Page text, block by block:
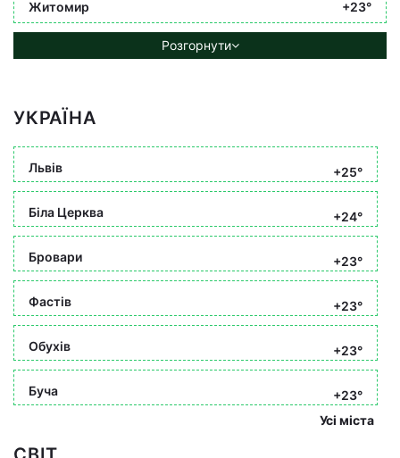
Житомир +23°
Розгорнути
УКРАЇНА
Львів +25°
Біла Церква +24°
Бровари +23°
Фастів +23°
Обухів +23°
Буча
+23°
Усі міста